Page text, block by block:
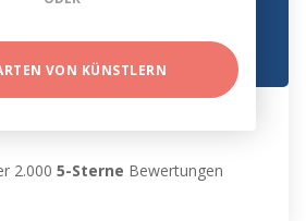
VON KÜNSTLERN
2.0005-Sterne Bewertungen